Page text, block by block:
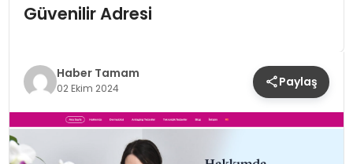
MAGAZIN
SIYASET
EĞITIM
Güvenilir Adresi
Haber Tamam
02 Ekim 2024 Paylaş